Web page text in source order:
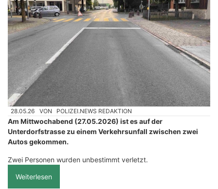
28.05.26 VON POLIZEI.NEWS REDAKTION
Am Mittwochabend (27.05.2026) ist es auf der
Unterdorfstrasse zu einem Verkehrsunfall zwischen zwei
Autos gekommen.
Zwei Personen wurden unbestimmt verletzt.
Weiterlesen